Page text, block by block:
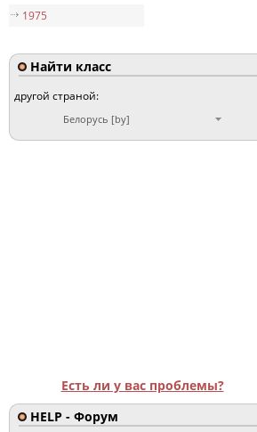
1975
Найти класс
другой страной:
Белорусь [by]
Есть ли у вас проблемы?
HELP - Форум